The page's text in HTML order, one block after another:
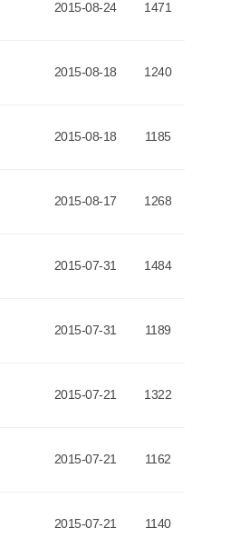
2015-08-24 1471
2015-08-18 1240
2015-08-18 1185
2015-08-17 1268
2015-07-31 1484
2015-07-31 1189
2015-07-21 1322
2015-07-21 1162
2015-07-21 1140